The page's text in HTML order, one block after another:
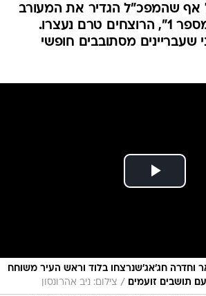
אף שהמפכ"ל הגדיר את המעורב
ברצח "מבוקש מספר 1", הרוצחים טרם נעצרו.
שעבריינים מסתובבים חופשי
וחדרה חג'אג'שנרצחו בלוד וראש העיר משוחח
תושבים זועמים
/ צילום: ניב אהרונסון